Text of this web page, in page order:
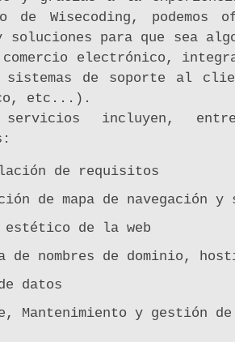
de Wisecoding,
soluciones para que sea
electrónico,
sistemas de soporte al
etc...).
servicios incluyen,
de requisitos
de mapa de navegación y
estético de la web
de nombres de dominio,
datos
Mantenimiento y gestión de